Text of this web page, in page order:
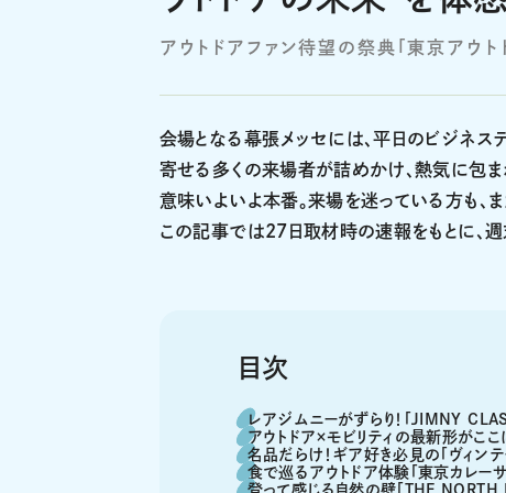
アウトドアファン待望の祭典「東京アウト
会場となる幕張メッセには、平日のビジネス
寄せる多くの来場者が詰めかけ、熱気に包ま
意味いよいよ本番。来場を迷っている方も、
この記事では27日取材時の速報をもとに、週
目次
レアジムニーがずらり！「JIMNY
アウトドア×モビリティの最新形がここ
名品だらけ！ギア好き必見の「ヴィン
食で巡るアウトドア体験「東京カレーサ
登って感じる自然の壁「THE NORTH